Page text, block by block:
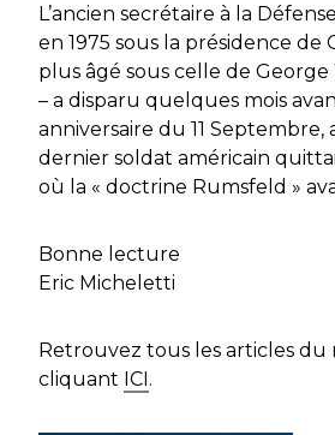
L’ancien secrétaire à la
en 1975 sous la présidence de
plus âgé sous celle de George
– a disparu quelques mois
anniversaire du 11 Septembre,
dernier soldat américain
où la « doctrine Rumsfeld »
Bonne lecture
Eric Micheletti
Retrouvez tous les articles du
cliquant ICI.